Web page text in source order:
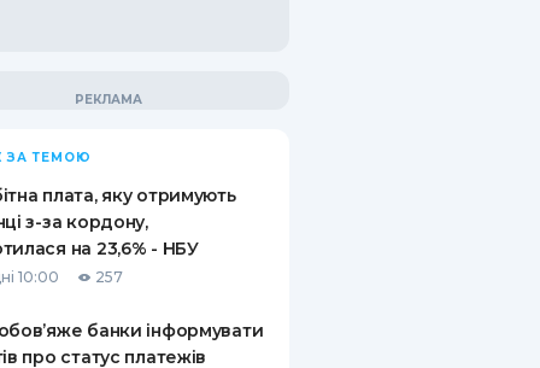
ВІНЬЄТКА
ВІД
ВИПАДКІВ
ПИТАННЯ ТА ВІДПОВІДІ
ПУТІВНИКИ ПО
ЗАОЩАДЖЕННЯМ
ЗА ТЕМОЮ
плата, яку отримують
з-за кордону,
на 23,6% - НБУ
10:00 257
банки інформувати
про статус платежів